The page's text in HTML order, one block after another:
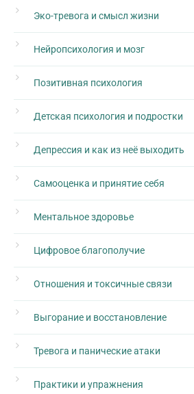
Эко-тревога и смысл жизни
Нейропсихология и мозг
Позитивная психология
Детская психология и подростки
Депрессия и как из неё выходить
Самооценка и принятие себя
Ментальное здоровье
Цифровое благополучие
Отношения и токсичные связи
Выгорание и восстановление
Тревога и панические атаки
Практики и упражнения